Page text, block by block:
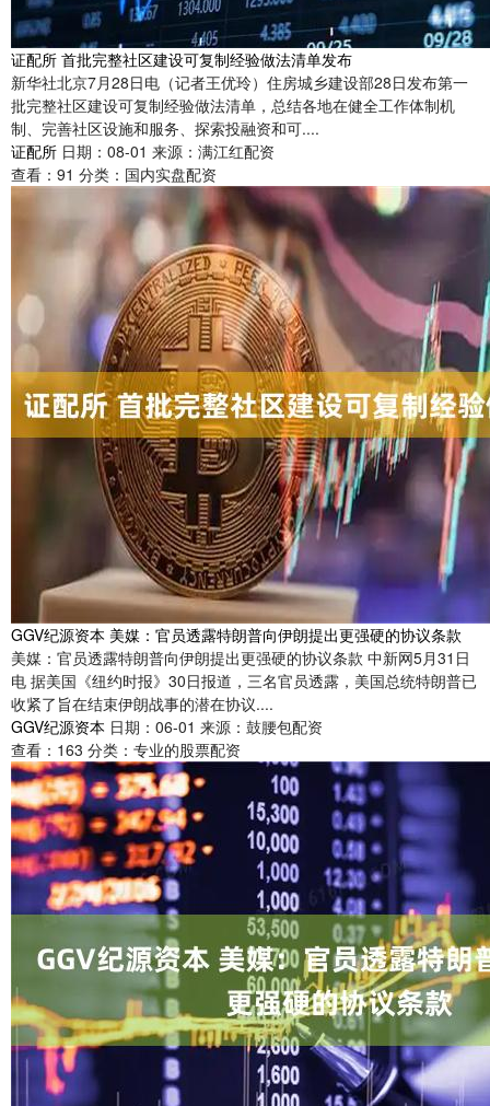
证配所 首批完整社区建设可复制经验做法清单发布
新华社北京7月28日电（记者王优玲）住房城乡建设部28日发布第一
批完整社区建设可复制经验做法清单，总结各地在健全工作体制机
制、完善社区设施和服务、探索投融资和可....
证配所 日期：08-01 来源：满江红配资
查看： 91 分类： 国内实盘配资
GGV纪源资本 美媒：官员透露特朗普向伊朗提出更强硬的协议条款
美媒：官员透露特朗普向伊朗提出更强硬的协议条款 中新网5月31日
电 据美国《纽约时报》30日报道，三名官员透露，美国总统特朗普已
收紧了旨在结束伊朗战事的潜在协议....
GGV纪源资本 日期：06-01 来源：鼓腰包配资
查看： 163 分类： 专业的股票配资